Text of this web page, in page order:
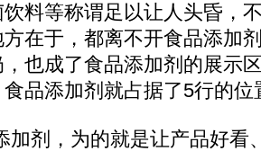
料等称谓足以让人头昏，
在于，都离不开食品添加
也成了食品添加剂的展示
品添加剂就占据了5行的
剂，为的就是让产品好看